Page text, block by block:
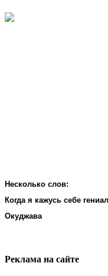
Несколько слов:
Когда я кажусь себе
Окуджава
Реклама на cайте